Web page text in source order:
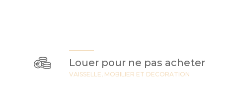
Louer pour ne pas acheter
VAISSELLE, MOBILIER ET DECORATION